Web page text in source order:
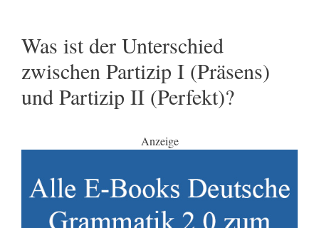
Was ist der Unterschied
zwischen Partizip I (Präsens)
und Partizip II (Perfekt)?
Anzeige